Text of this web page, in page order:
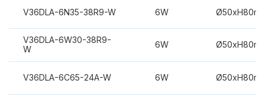
V36DLA-6N35-38R9-W 6W
V36DLA-6W30-38R9-
W
6W
V36DLA-6C65-24A-W 6W